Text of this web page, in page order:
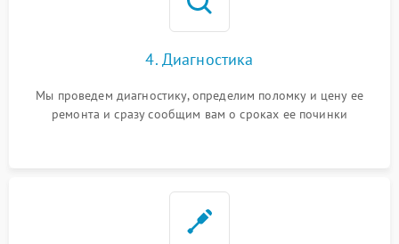
4. Диагностика
Мы проведем диагностику, определим поломку и цену ее
ремонта и сразу сообщим вам о сроках ее починки